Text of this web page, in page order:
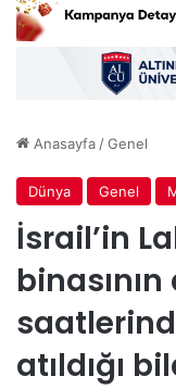
Anasayfa/Genel
Dünya Genel
İsrail’in
binasının
atıldığı